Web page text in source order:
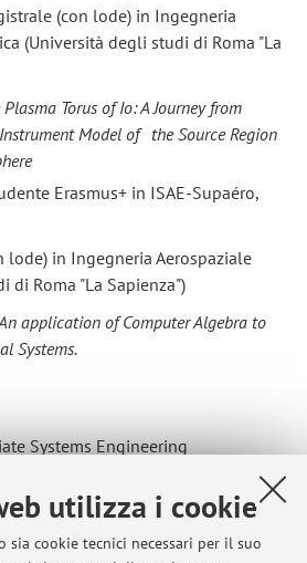
utilizza i cookie
sia cookie tecnici necessari per il suo
(con lode) in Ingegneria
(Università degli studi di Roma "La
Torus of Io: A Journey from
Model of the Source Region
Erasmus+ in ISAE-Supaéro,
lode) in Ingegneria Aerospaziale
di Roma "La Sapienza")
An application of Computer Algebra to
Systems.
Systems Engineering